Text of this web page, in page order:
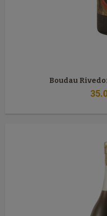
Boudau
35